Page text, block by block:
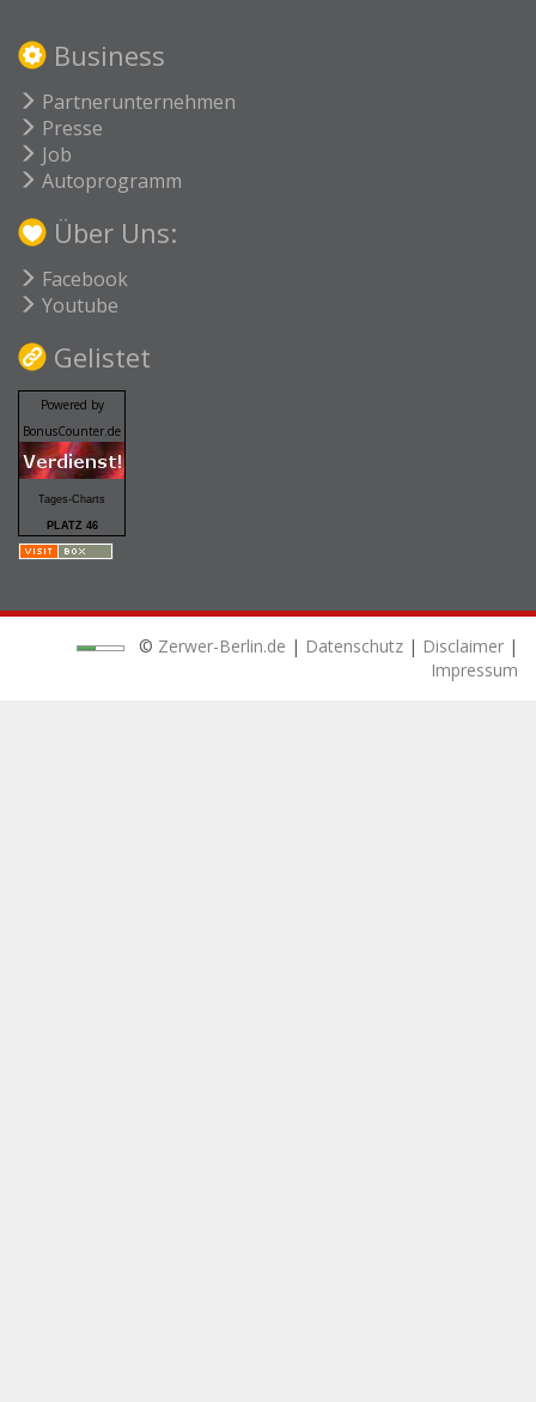
Business
Partnerunternehmen
Presse
Job
Autoprogramm
Über Uns:
Facebook
Youtube
Gelistet
Powered by
BonusCounter.de
Tages-Charts
PLATZ 46
© Zerwer-Berlin.de | Datenschutz | Disclaimer |
Impressum